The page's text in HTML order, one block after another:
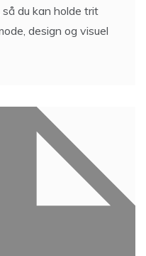
du kan holde trit
design og visuel